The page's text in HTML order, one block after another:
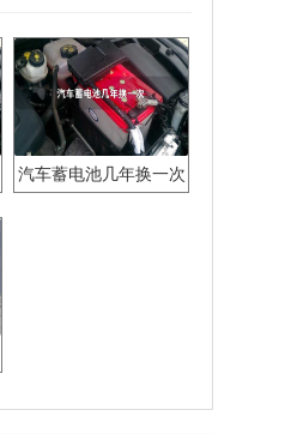
汽车蓄电池几年换一次